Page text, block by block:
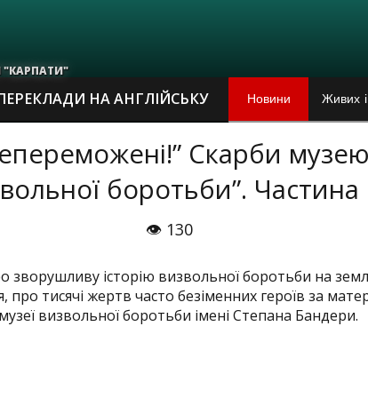
"КАРПАТИ"
НА АНГЛІЙСЬКУ Новини
Живих
В
На
Скарби музею
боротьби”. Частина
👁 130
зворушливу історію визвольної боротьби на
про тисячі жертв часто безіменних героїв за
визвольної боротьби імені Степана Бандери.